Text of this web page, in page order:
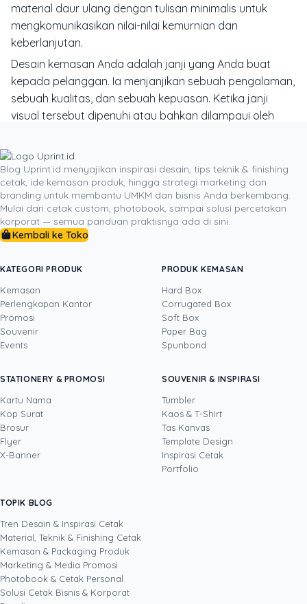
material daur ulang dengan tulisan minimalis untuk
mengkomunikasikan nilai-nilai kemurnian dan
keberlanjutan.
Desain kemasan Anda adalah janji yang Anda buat
kepada pelanggan. Ia menjanjikan sebuah pengalaman,
sebuah kualitas, dan sebuah kepuasan. Ketika janji
visual tersebut dipenuhi atau bahkan dilampaui oleh
melakukan penjualan. Anda telah menciptakan seorang
penggemar setia, seorang duta merek yang akan
dengan bangga menceritakan pengalaman mereka.
Inilah kekuatan sesungguhnya dari sebuah hard box
yang dirancang dengan hati dan strategi, sebuah
investasi yang akan terus memberikan nilai kembali
tergoyahkan.
DITULIS OLEH
Uprint.id dengan pengalaman lebih dari 20
tahun di bidang creative direction, brand
strategy, dan growth hacking. Ia mengarahkan
bahasa visual Uprint dan membantu brand
merancang kemasan (packaging), stiker,
brosur, serta materi cetak lain yang bukan
sekadar enak dilihat, tetapi terbukti mendorong
menjadikan desain dan cetakan sebagai aset
brand, bukan sekadar biaya.
Lihat semua penulis
Popular
Blog Uprint.id menyajikan inspirasi desain, tips teknik & finishing
cetak, ide kemasan produk, hingga strategi marketing dan
branding untuk membantu UMKM dan bisnis Anda berkembang.
Mulai dari cetak custom, photobook, sampai solusi percetakan
korporat — semua panduan praktisnya ada di sini.
Kembali ke Toko
KATEGORI PRODUK
Kemasan
Perlengkapan Kantor
Promosi
Souvenir
Events
PRODUK KEMASAN
Hard Box
Corrugated Box
Soft Box
Paper Bag
Spunbond
STATIONERY & PROMOSI
Kartu Nama
Kop Surat
Brosur
Flyer
X-Banner
SOUVENIR & INSPIRASI
Tumbler
Kaos & T-Shirt
Tas Kanvas
Template Design
Inspirasi Cetak
Portfolio
TOPIK BLOG
Tren Desain & Inspirasi Cetak
Material, Teknik & Finishing Cetak
Kemasan & Packaging Produk
Marketing & Media Promosi
Photobook & Cetak Personal
Solusi Cetak Bisnis & Korporat